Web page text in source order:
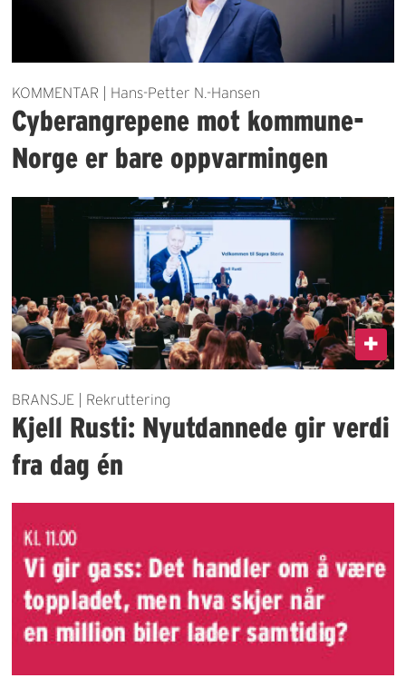
KOMMENTAR | Hans-Petter N.-Hansen
Cyberangrepene mot kommune-
Norge er bare oppvarmingen
BRANSJE | Rekruttering
Kjell Rusti: Nyutdannede gir verdi
fra dag én